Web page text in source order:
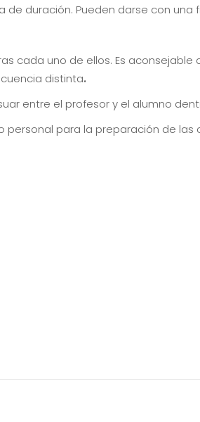
de duración. Pueden darse con
cada uno de ellos. Es
distinta.
entre el profesor y el alumno
personal para la preparación de las